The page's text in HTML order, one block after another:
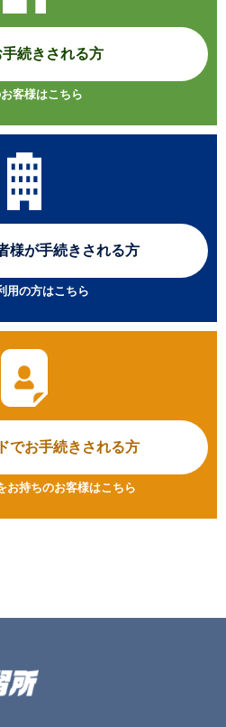
続きされる方
客様はこちら
様が手続きされる方
用の方はこちら
でお手続きされる方
お持ちのお客様はこちら